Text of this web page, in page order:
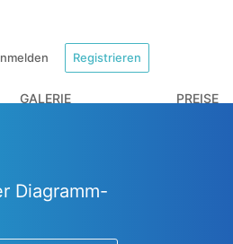
Registrieren
GALERIE PREISE
Diagramm-